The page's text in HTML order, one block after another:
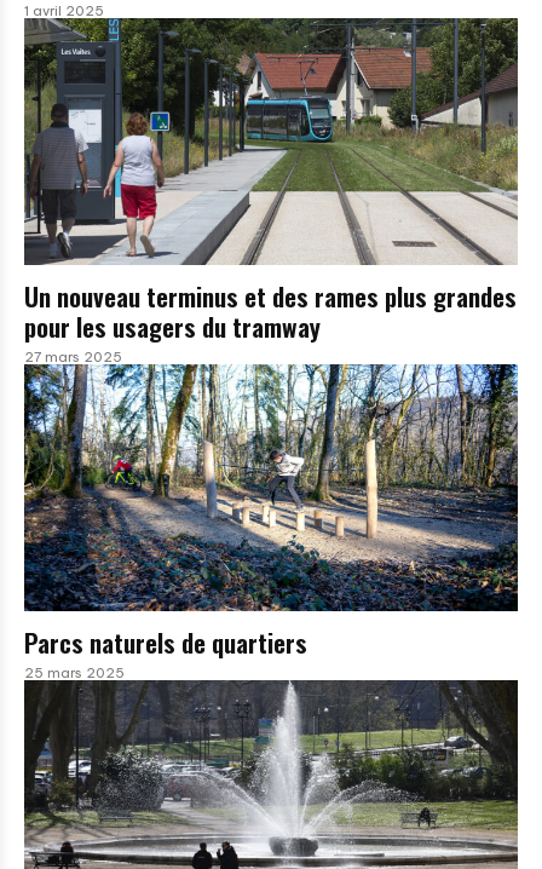
1 avril 2025
Un nouveau terminus et des rames plus grandes
pour les usagers du tramway
27 mars 2025
Parcs naturels de quartiers
25 mars 2025